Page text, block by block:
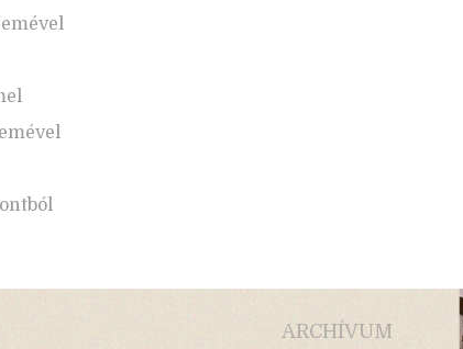
ARCHÍVUM